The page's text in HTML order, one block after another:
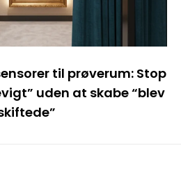
til prøverum: Stop
uden at skabe “blev